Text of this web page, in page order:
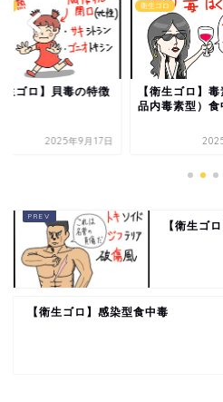
生ゴロ】貝毒の特徴
2025年9月17日
衛生ゴロ
【衛生ゴロ】
品内毒素型）食
【衛生ゴ
【衛生ゴロ】感染型食中毒